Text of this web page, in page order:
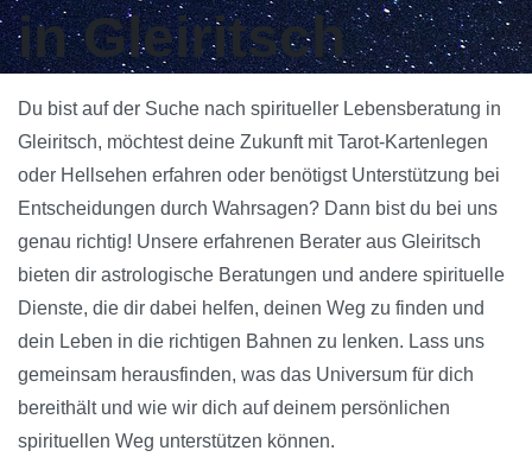
in Gleiritsch
Du bist auf der Suche nach spiritueller Lebensberatung in
Gleiritsch, möchtest deine Zukunft mit Tarot-Kartenlegen
oder Hellsehen erfahren oder benötigst Unterstützung bei
Entscheidungen durch Wahrsagen? Dann bist du bei uns
genau richtig! Unsere erfahrenen Berater aus Gleiritsch
bieten dir astrologische Beratungen und andere spirituelle
Dienste, die dir dabei helfen, deinen Weg zu finden und
dein Leben in die richtigen Bahnen zu lenken. Lass uns
gemeinsam herausfinden, was das Universum für dich
bereithält und wie wir dich auf deinem persönlichen
spirituellen Weg unterstützen können.